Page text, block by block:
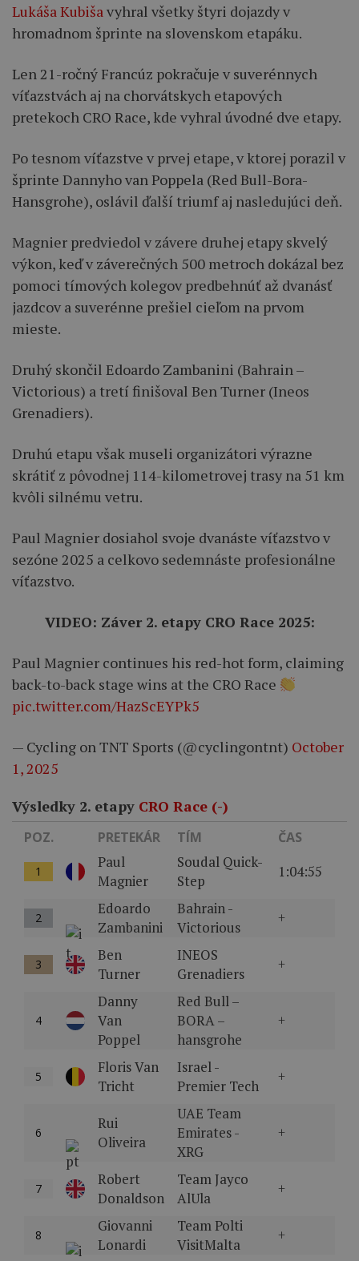
Lukáša Kubiša vyhral všetky štyri dojazdy v
hromadnom šprinte na slovenskom etapáku.
Len 21-ročný Francúz pokračuje v suverénnych
víťazstvách aj na chorvátskych etapových
pretekoch CRO Race, kde vyhral úvodné dve etapy.
Po tesnom víťazstve v prvej etape, v ktorej porazil v
šprinte Dannyho van Poppela (Red Bull-Bora-
Hansgrohe), oslávil ďalší triumf aj nasledujúci deň.
Magnier predviedol v závere druhej etapy skvelý
výkon, keď v záverečných 500 metroch dokázal bez
pomoci tímových kolegov predbehnúť až dvanásť
jazdcov a suverénne prešiel cieľom na prvom
mieste.
Druhý skončil Edoardo Zambanini (Bahrain –
Victorious) a tretí finišoval Ben Turner (Ineos
Grenadiers).
Druhú etapu však museli organizátori výrazne
skrátiť z pôvodnej 114-kilometrovej trasy na 51 km
kvôli silnému vetru.
Paul Magnier dosiahol svoje dvanáste víťazstvo v
sezóne 2025 a celkovo sedemnáste profesionálne
víťazstvo.
VIDEO: Záver 2. etapy CRO Race 2025:
Paul Magnier continues his red-hot form, claiming
back-to-back stage wins at the CRO Race
pic.twitter.com/HazScEYPk5
— Cycling on TNT Sports (@cyclingontnt) October
1, 2025
Výsledky 2. etapy CRO Race (-)
POZ. PRETEKÁR TÍM ČAS
1
Paul
Magnier
Soudal Quick-
Step
1:04:55
2
Edoardo
Zambanini
Bahrain -
Victorious
+
3
Ben
Turner
INEOS
Grenadiers
+
4
Danny
Van
Poppel
Red Bull –
BORA –
hansgrohe
+
5
Floris Van
Tricht
Israel -
Premier Tech
+
6
Rui
Oliveira
UAE Team
Emirates -
XRG
+
7
Robert
Donaldson
Team Jayco
AlUla
+
8
Giovanni
Lonardi
Team Polti
VisitMalta
+